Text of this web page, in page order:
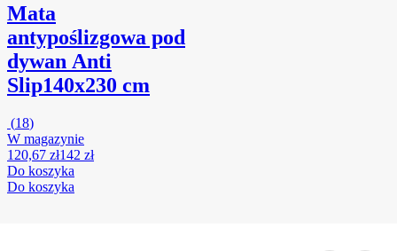
Mata
antypoślizgowa pod
dywan Anti
Slip140x230 cm
(18)
W magazynie
120,67 zł142 zł
Do koszyka
Do koszyka